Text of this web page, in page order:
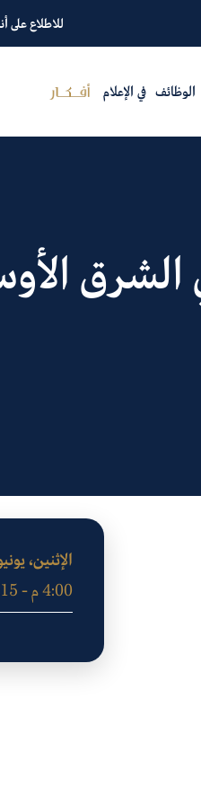
للاطلاع على
الوظائف في الإعلام
الشرق
الإثنين، يونيو 5،
4:00 م - 5:15 م